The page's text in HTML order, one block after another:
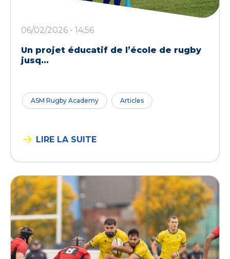
06/02/2026 - 14:56
Un projet éducatif de l’école de rugby
jusq...
ASM Rugby Academy Articles
LIRE LA SUITE